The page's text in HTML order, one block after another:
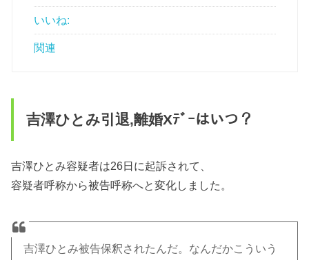
いいね:
関連
吉澤ひとみ引退,離婚Xﾃﾞｰはいつ？
吉澤ひとみ容疑者は26日に起訴されて、
容疑者呼称から被告呼称へと変化しました。
吉澤ひとみ被告保釈されたんだ。なんだかこういう